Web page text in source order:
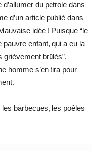
du pétrole dans
d’un article publié dans
idée ! Puisque “le
pauvre enfant, qui a eu la
grièvement brûlés”,
homme s’en tira pour
barbecues, les poêles